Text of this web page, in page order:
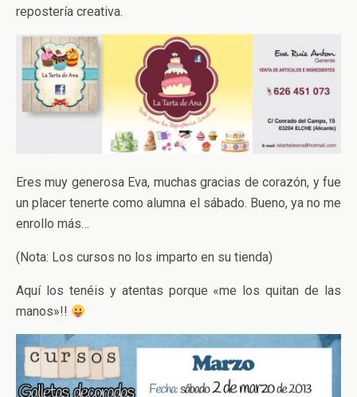
repostería creativa.
Eres muy generosa Eva, muchas gracias de corazón, y fue
un placer tenerte como alumna el sábado. Bueno, ya no me
enrollo más…
(Nota: Los cursos no los imparto en su tienda)
Aquí los tenéis y atentas porque «me los quitan de las
manos»!!